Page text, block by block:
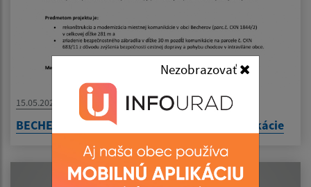
Nezobrazovať
15.05.2024
BECHEROV - rekonštrukcia miestnej komunikácie